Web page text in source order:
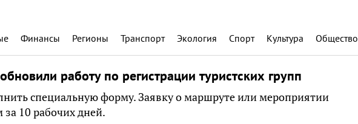
Финансы Регионы Транспорт Экология Спорт Культура Общество
работу по регистрации туристских групп
специальную форму. Заявку о маршруте или мероприятии
10 рабочих дней.